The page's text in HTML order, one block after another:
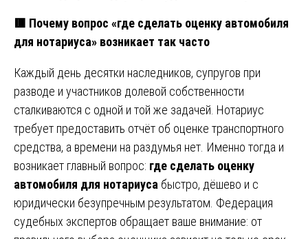
🟥 Почему вопрос «где сделать оценку автомобиля
для нотариуса» возникает так часто
Каждый день десятки наследников, супругов при
разводе и участников долевой собственности
сталкиваются с одной и той же задачей. Нотариус
требует предоставить отчёт об оценке транспортного
средства, а времени на раздумья нет. Именно тогда и
возникает главный вопрос: где сделать оценку
автомобиля для нотариуса быстро, дёшево и с
юридически безупречным результатом. Федерация
судебных экспертов обращает ваше внимание: от